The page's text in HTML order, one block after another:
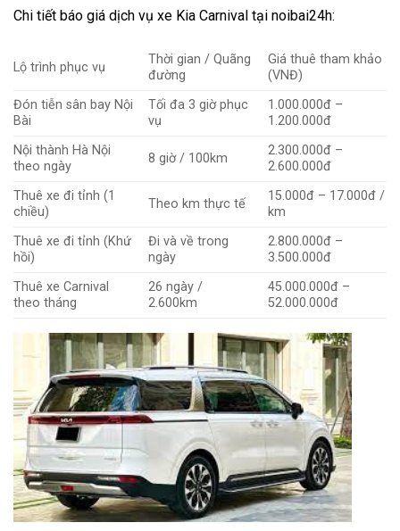
Chi tiết báo giá dịch vụ xe Kia Carnival tại noibai24h:
Lộ trình phục vụ
Thời gian / Quãng
đường
Giá thuê tham khảo
(VNĐ)
Đón tiễn sân bay Nội
Bài
Tối đa 3 giờ phục
vụ
1.000.000đ –
1.200.000đ
Nội thành Hà Nội
theo ngày
8 giờ / 100km
2.300.000đ –
2.600.000đ
Thuê xe đi tỉnh (1
chiều)
Theo km thực tế
15.000đ – 17.000đ /
km
Thuê xe đi tỉnh (Khứ
hồi)
Đi và về trong
ngày
2.800.000đ –
3.500.000đ
Thuê xe Carnival
theo tháng
26 ngày /
2.600km
45.000.000đ –
52.000.000đ